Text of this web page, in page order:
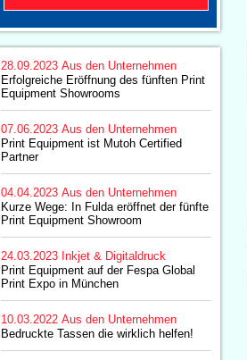
28.09.2023 Aus den Unternehmen
Erfolgreiche Eröffnung des fünften Print
Equipment Showrooms
07.06.2023 Aus den Unternehmen
Print Equipment ist Mutoh Certified
Partner
04.04.2023 Aus den Unternehmen
Kurze Wege: In Fulda eröffnet der fünfte
Print Equipment Showroom
24.03.2023 Inkjet & Digitaldruck
Print Equipment auf der Fespa Global
Print Expo in München
10.03.2022 Aus den Unternehmen
Bedruckte Tassen die wirklich helfen!